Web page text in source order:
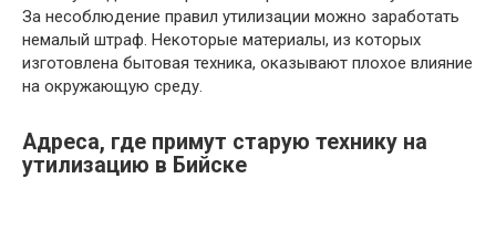
За несоблюдение правил утилизации можно заработать
немалый штраф. Некоторые материалы, из которых
изготовлена бытовая техника, оказывают плохое влияние
на окружающую среду.
Адреса, где примут старую технику на
утилизацию в Бийске